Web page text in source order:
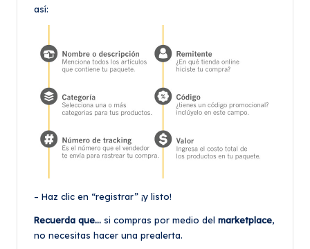
así:
– Haz clic en “registrar” ¡y listo!
Recuerda que… si compras por medio del marketplace,
no necesitas hacer una prealerta.